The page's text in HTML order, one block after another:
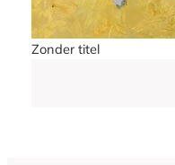
Zonder titel